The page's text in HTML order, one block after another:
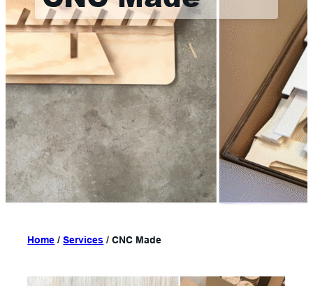
Home /Services /CNC Made